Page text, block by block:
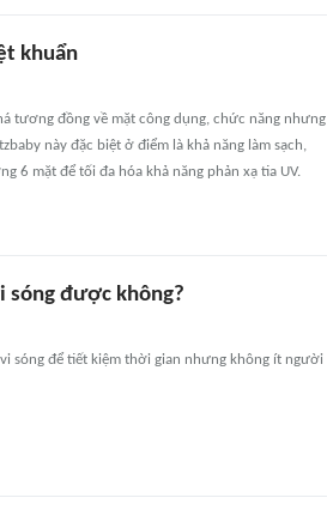
khuẩn
tương đồng về mặt công dụng, chức năng nhưng
này đặc biệt ở điểm là khả năng làm sạch,
6 mặt để tối đa hóa khả năng phản xạ tia UV.
sóng được không?
sóng để tiết kiệm thời gian nhưng không ít người